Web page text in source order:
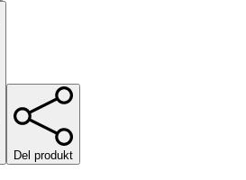
Del produkt